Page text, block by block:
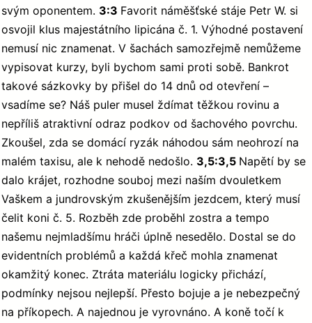
svým oponentem. 3:3 Favorit náměšťské stáje Petr W. si
osvojil klus majestátního lipicána č. 1. Výhodné postavení
nemusí nic znamenat. V šachách samozřejmě nemůžeme
vypisovat kurzy, byli bychom sami proti sobě. Bankrot
takové sázkovky by přišel do 14 dnů od otevření –
vsadíme se? Náš puler musel ždímat těžkou rovinu a
nepříliš atraktivní odraz podkov od šachového povrchu.
Zkoušel, zda se domácí ryzák náhodou sám neohrozí na
malém taxisu, ale k nehodě nedošlo. 3,5:3,5 Napětí by se
dalo krájet, rozhodne souboj mezi naším dvouletkem
Vaškem a jundrovským zkušenějším jezdcem, který musí
čelit koni č. 5. Rozběh zde proběhl zostra a tempo
našemu nejmladšímu hráči úplně nesedělo. Dostal se do
evidentních problémů a každá křeč mohla znamenat
okamžitý konec. Ztráta materiálu logicky přichází,
podmínky nejsou nejlepší. Přesto bojuje a je nebezpečný
na příkopech. A najednou je vyrovnáno. A koně točí k